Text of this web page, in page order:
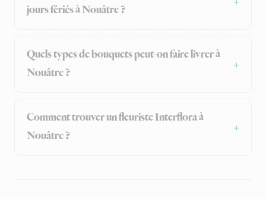
jours fériés à Nouâtre ?
Quels types de bouquets peut-on faire livrer à
Nouâtre ?
Comment trouver un fleuriste Interflora à
Nouâtre ?